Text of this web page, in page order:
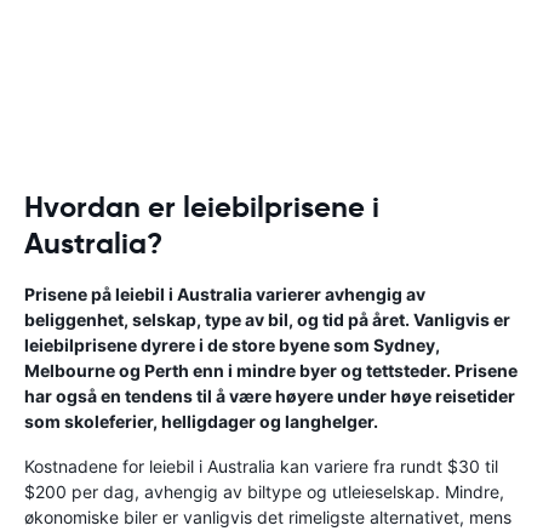
Hvordan er leiebilprisene i
Australia?
Prisene på leiebil i Australia varierer avhengig av
beliggenhet, selskap, type av bil, og tid på året. Vanligvis er
leiebilprisene dyrere i de store byene som Sydney,
Melbourne og Perth enn i mindre byer og tettsteder. Prisene
har også en tendens til å være høyere under høye reisetider
som skoleferier, helligdager og langhelger.
Kostnadene for leiebil i Australia kan variere fra rundt $30 til
$200 per dag, avhengig av biltype og utleieselskap. Mindre,
økonomiske biler er vanligvis det rimeligste alternativet, mens